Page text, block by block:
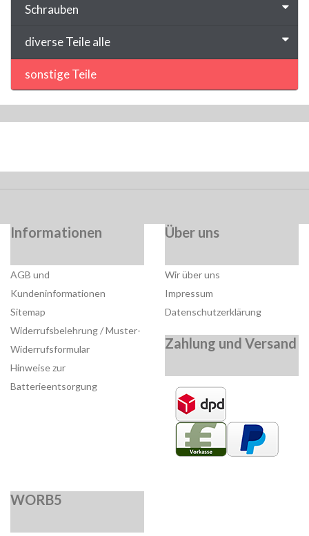
Schrauben
diverse Teile alle
sonstige Teile
Informationen
AGB und
Kundeninformationen
Sitemap
Widerrufsbelehrung / Muster-
Widerrufsformular
Hinweise zur
Batterieentsorgung
Über uns
Wir über uns
Impressum
Datenschutzerklärung
Zahlung und Versand
WORB5